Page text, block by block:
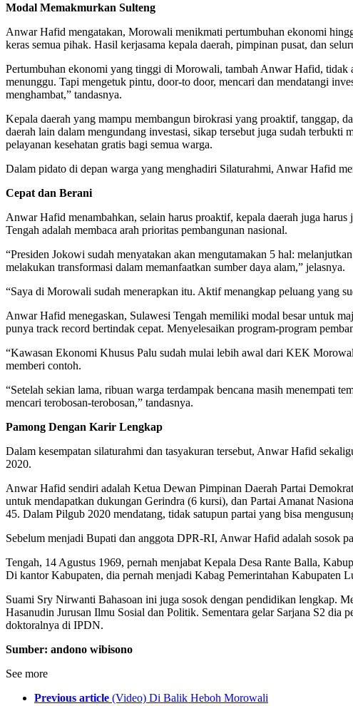
Modal Memakmurkan Sulteng
Anwar Hafid mengatakan, Morowali menikmati pertumbuhan ekonomi
keras semua pihak. Hasil kerjasama kepala daerah, pimpinan pusat, dan
Pertumbuhan ekonomi yang tinggi di Morowali, tambah Anwar Hafid, tidak
menunggu. Tapi mengetuk pintu, door-to door, mencari dan mendatangi
menghambat,” tandasnya.
Kepala daerah yang mampu membangun birokrasi yang proaktif, tanggap,
daerah lain dalam mengundang investasi, sikap tersebut juga sudah
pelayanan kesehatan gratis bagi semua warga.
Dalam pidato di depan warga yang menghadiri Silaturahmi, Anwar Hafid
Cepat dan Berani
Anwar Hafid menambahkan, selain harus proaktif, kepala daerah juga
Tengah adalah membaca arah prioritas pembangunan nasional.
“Presiden Jokowi sudah menyatakan akan mengutamakan 5 hal:
melakukan transformasi dalam memanfaatkan sumber daya alam,” jelasnya.
“Saya di Morowali sudah menerapkan itu. Aktif menangkap peluang yang
Anwar Hafid menegaskan, Sulawesi Tengah memiliki modal besar untuk
punya track record bertindak cepat. Menyelesaikan program-program
“Kawasan Ekonomi Khusus Palu sudah mulai lebih awal dari KEK
memberi contoh.
“Setelah sekian lama, ribuan warga terdampak bencana masih menempati
mencari terobosan-terobosan,” tandasnya.
Pamong Dengan Karir Lengkap
Dalam kesempatan silaturahmi dan tasyakuran tersebut, Anwar Hafid
2020.
Anwar Hafid sendiri adalah Ketua Dewan Pimpinan Daerah Partai
untuk mendapatkan dukungan Gerindra (6 kursi), dan Partai Amanat
45. Dalam Pilgub 2020 mendatang, tidak satupun partai yang bisa
Sebelum menjadi Bupati dan anggota DPR-RI, Anwar Hafid adalah sosok
Tengah, 14 Agustus 1969, pernah menjabat Kepala Desa Rante Balla,
Di kantor Kabupaten, dia pernah menjadi Kabag Pemerintahan Kabupaten
Suami Sry Nirwanti Bahasoan ini juga sosok dengan pendidikan lengkap.
Hasanudin Jurusan Ilmu Sosial dan Politik. Sementara gelar Sarjana S2
doktoralnya di IPDN.
Sumber: andono wibisono
See more
Previous article (Video) Di Balik Heboh Morowali